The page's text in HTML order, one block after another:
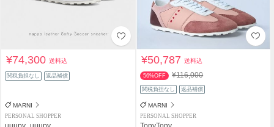
¥74,300送料込
関税負担なし 返品補償
MARNI
PERSONAL SHOPPER
¥50,787送料込
56%OFF ¥116,000
関税負担なし 返品補償
MARNI
PERSONAL SHOPPER